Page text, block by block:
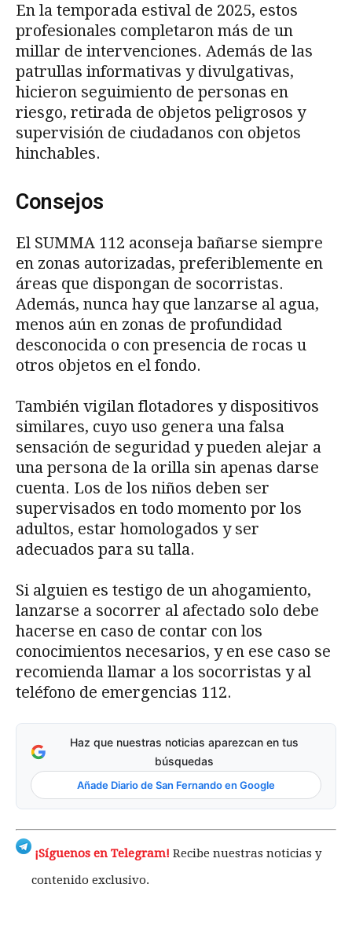
En la temporada estival de 2025, estos
profesionales completaron más de un
millar de intervenciones. Además de las
patrullas informativas y divulgativas,
hicieron seguimiento de personas en
riesgo, retirada de objetos peligrosos y
supervisión de ciudadanos con objetos
hinchables.
Consejos
El SUMMA 112 aconseja bañarse siempre
en zonas autorizadas, preferiblemente en
áreas que dispongan de socorristas.
Además, nunca hay que lanzarse al agua,
menos aún en zonas de profundidad
desconocida o con presencia de rocas u
otros objetos en el fondo.
También vigilan flotadores y dispositivos
similares, cuyo uso genera una falsa
sensación de seguridad y pueden alejar a
una persona de la orilla sin apenas darse
cuenta. Los de los niños deben ser
supervisados en todo momento por los
adultos, estar homologados y ser
adecuados para su talla.
Si alguien es testigo de un ahogamiento,
lanzarse a socorrer al afectado solo debe
hacerse en caso de contar con los
conocimientos necesarios, y en ese caso se
recomienda llamar a los socorristas y al
teléfono de emergencias 112.
Haz que nuestras noticias aparezcan en tus
búsquedas
Añade Diario de San Fernando en Google
¡Síguenos en Telegram! Recibe nuestras noticias y
contenido exclusivo.